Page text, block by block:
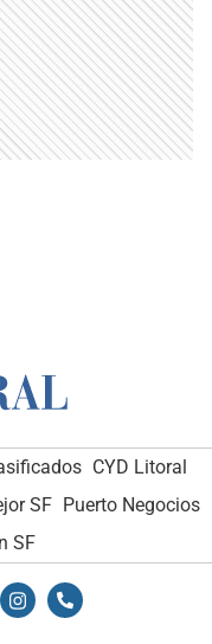
CYD Litoral
SF Puerto Negocios
SF